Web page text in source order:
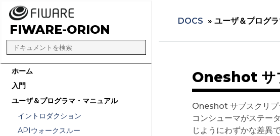
FIWARE-ORION
ホーム
入門
ユーザ＆プログラマ・マニュアル
イントロダクション
APIウォークスルー
DOCS » ユーザ＆プログ
Oneshot サ
Oneshot サブスクリプ
コンシューマがステー
じようにわずかな差異